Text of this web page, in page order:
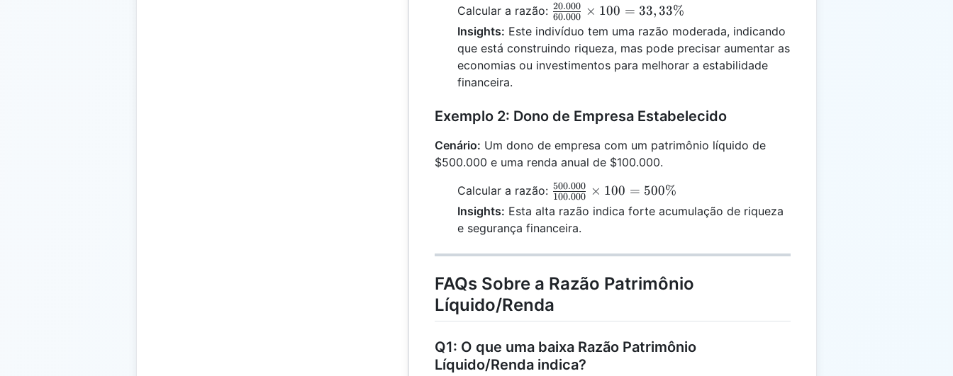
Calcular a razão: \frac{20.000}
{60.000}
\times 100 =
33,33\%
60.000
20.000 × 100 = 33,33%
Insights: Este indivíduo tem uma razão moderada, indicando
que está construindo riqueza, mas pode precisar aumentar as
economias ou investimentos para melhorar a estabilidade
financeira.
Exemplo 2: Dono de Empresa Estabelecido
Cenário: Um dono de empresa com um patrimônio líquido de
$500.000 e uma renda anual de $100.000.
Calcular a razão: \frac{500.000}
{100.000}
\times 100 =
100.000
500.000 × 100 = 500%
Insights: Esta alta razão indica forte acumulação de riqueza
e segurança financeira.
FAQs Sobre a Razão Patrimônio
Líquido/Renda
Q1: O que uma baixa Razão Patrimônio
Líquido/Renda indica?